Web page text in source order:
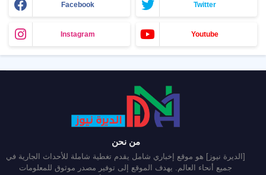
Facebook Twitter
Instagram Youtube
من نحن
[الديرة نيوز] هو موقع إخباري شامل يقدم تغطية شاملة للأحداث الجارية في
جميع أنحاء العالم. يهدف الموقع إلى توفير مصدر موثوق للمعلومات